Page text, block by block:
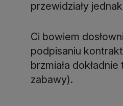
przewidziały
Ci bowiem
podpisaniu
brzmiała
zabawy).